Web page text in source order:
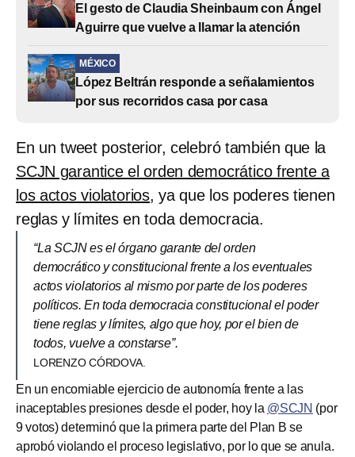
El gesto de Claudia Sheinbaum con Ángel
Aguirre que vuelve a llamar la atención
MÉXICO
López Beltrán responde a señalamientos
por sus recorridos casa por casa
En un tweet posterior, celebró también que la
SCJN garantice el orden democrático frente a
los actos violatorios, ya que los poderes tienen
reglas y límites en toda democracia.
“La SCJN es el órgano garante del orden
democrático y constitucional frente a los eventuales
actos violatorios al mismo por parte de los poderes
políticos. En toda democracia constitucional el poder
tiene reglas y límites, algo que hoy, por el bien de
todos, vuelve a constarse”.
LORENZO CÓRDOVA.
En un encomiable ejercicio de autonomía frente a las
inaceptables presiones desde el poder, hoy la @SCJN (por
9 votos) determinó que la primera parte del Plan B se
aprobó violando el proceso legislativo, por lo que se anula.